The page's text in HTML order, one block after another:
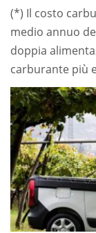
(*) Il costo
medio annuo
doppia
carburante più